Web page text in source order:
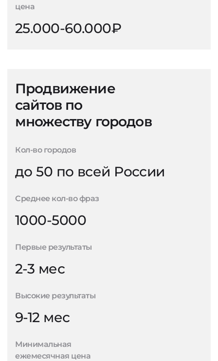
цена
25.000-60.000₽
Продвижение
сайтов по
множеству городов
Кол-во городов
до 50 по всей России
Среднее кол-во фраз
1000-5000
Первые результаты
2-3 мес
Высокие результаты
9-12 мес
Минимальная
ежемесячная цена